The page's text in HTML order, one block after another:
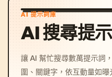
AI 提示詞庫
AI 搜尋提
讓 AI 幫忙搜尋數萬提示詞
圍、關鍵字，依互動量如曝